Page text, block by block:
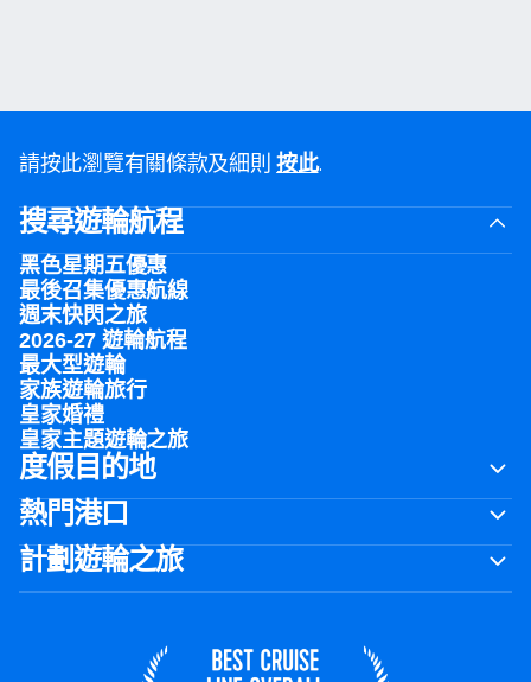
請按此瀏覽有關條款及細則按此.
搜尋遊輪航程
黑色星期五優惠
最後召集優惠航線
週末快閃之旅
2026-27 遊輪航程
最大型遊輪
家族遊輪旅行
皇家婚禮
皇家主題遊輪之旅
度假目的地
熱門港口
計劃遊輪之旅